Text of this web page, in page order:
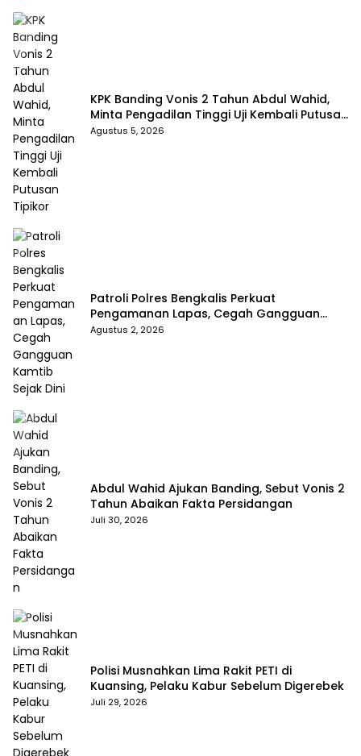
KPK Banding Vonis 2 Tahun Abdul Wahid,
Minta Pengadilan Tinggi Uji Kembali Putusan
Tipikor
Agustus 5, 2026
Patroli Polres Bengkalis Perkuat
Pengamanan Lapas, Cegah Gangguan
Kamtib Sejak Dini
Agustus 2, 2026
Abdul Wahid Ajukan Banding, Sebut Vonis 2
Tahun Abaikan Fakta Persidangan
Juli 30, 2026
Polisi Musnahkan Lima Rakit PETI di
Kuansing, Pelaku Kabur Sebelum Digerebek
Juli 29, 2026